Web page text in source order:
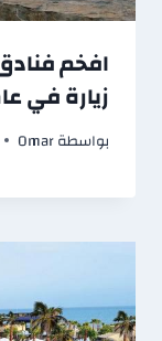
افخم فنادق
زيارة في
بواسطةOmar